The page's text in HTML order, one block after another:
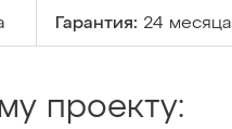
Гарантия: 24 месяца
проекту: